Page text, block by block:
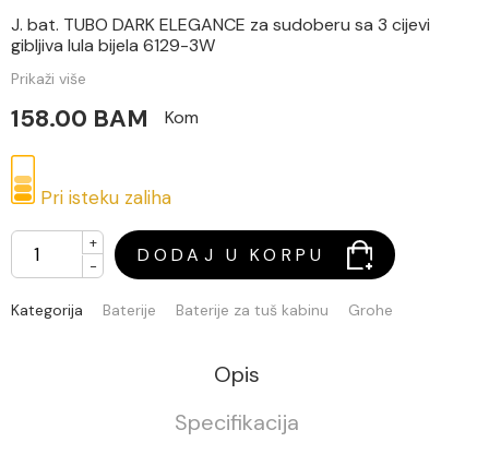
J. bat. TUBO DARK ELEGANCE za sudoberu sa 3 cijevi
gibljiva lula bijela 6129-3W
Prikaži više
158.00 BAM Kom
Pri isteku zaliha
+
-
DODAJ U KORPU
Kategorija Baterije Baterije za tuš kabinu Grohe
Opis
Specifikacija